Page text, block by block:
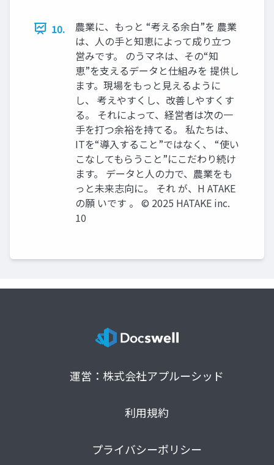
10.
農業に、もっと “考える余白”を 農業
は、人の手と知恵によって成り立つ
営みです。 のうマネは、その“知
恵”を支えるデータと仕組みを 提供し
ます。現場をもっと見えるように
し、 考えやすくし、改善しやすくす
る。 それによって、経営者は次の一
手を打つ余裕を持てる。 私たちは、
ITを“導入すること”ではなく、 “使い
こなしてもらうこと”にこだわり続け
ます。 データと人の力で、農業をも
っと未来志向に。 それ が、H ATAKE
の願 いです 。 © 2025 HATAKE inc.
10
運営：株式会社アプルーシッド
利用規約
プライバシーポリシー